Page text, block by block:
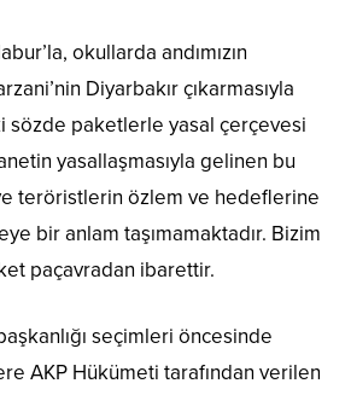
okullarda andımızın
Diyarbakır çıkarmasıyla
sözde paketlerle yasal çerçevesi
yasallaşmasıyla gelinen bu
teröristlerin özlem ve hedeflerine
bir anlam taşımamaktadır. Bizim
paçavradan ibarettir.
seçimleri öncesinde
AKP Hükümeti tarafından verilen